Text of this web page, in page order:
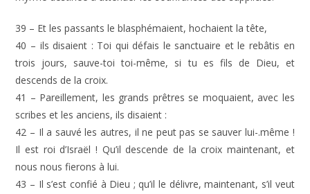
39 – Et les passants le blasphémaient, hochaient la tête,
40 – ils disaient : Toi qui défais le sanctuaire et le rebâtis en
trois jours, sauve-toi toi-même, si tu es fils de Dieu, et
descends de la croix.
41 – Pareillement, les grands prêtres se moquaient, avec les
scribes et les anciens, ils disaient :
42 – Il a sauvé les autres, il ne peut pas se sauver lui-.même !
Il est roi d’Israël ! Qu’il descende de la croix maintenant, et
nous nous fierons à lui.
43 – Il s’est confié à Dieu ; qu’il le délivre, maintenant, s’il veut